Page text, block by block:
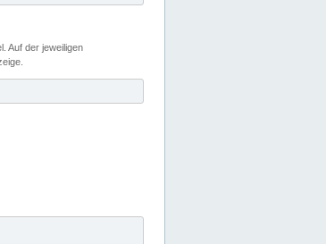
Auf der jeweiligen